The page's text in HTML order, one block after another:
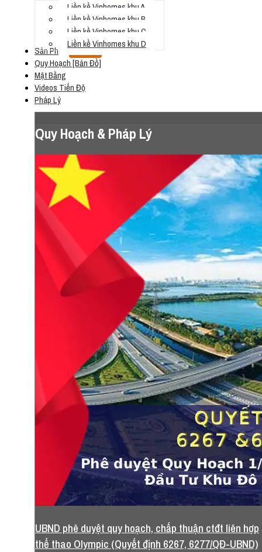
Liền kề Vinhomes khu A
Liền kề Vinhomes khu B
Liền kề Vinhomes khu C
Liền kề Vinhomes khu D
Sản Phẩm
Quy Hoạch [Bản Đồ]
Mặt Bằng
Videos Tiến Độ
Pháp Lý
Quy Hoạch & Pháp Lý
UBND phê duyệt quy hoạch, chấp thuận ctđt liên hợp
thể thao Olympic (Quyết định 6267, 6277/QĐ-UBND)